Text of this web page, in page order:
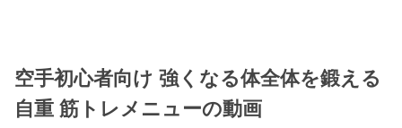
空手初心者向け 強くなる体全体を鍛える
自重 筋トレメニューの動画